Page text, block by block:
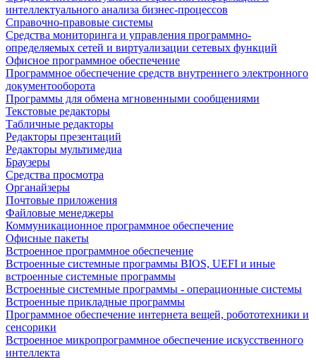
интеллектуального анализа бизнес-процессов
Справочно-правовые системы
Средства мониторинга и управления программно-
определяемых сетей и виртуализации сетевых функций
Офисное программное обеспечение
Программное обеспечение средств внутреннего электронного
документооборота
Программы для обмена мгновенными сообщениями
Текстовые редакторы
Табличные редакторы
Редакторы презентаций
Редакторы мультимедиа
Браузеры
Средства просмотра
Органайзеры
Почтовые приложения
Файловые менеджеры
Коммуникационное программное обеспечение
Офисные пакеты
Встроенное программное обеспечение
Встроенные системные программы BIOS, UEFI и иные
встроенные системные программы
Встроенные системные программы - операционные системы
Встроенные прикладные программы
Программное обеспечение интернета вещей, робототехники и
сенсорики
Встроенное микропрограммное обеспечение искусственного
интеллекта